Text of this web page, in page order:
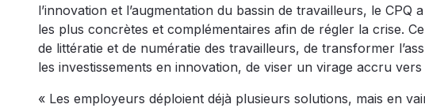
l’innovation et l’augmentation du bassin de travailleurs, le
les plus concrètes et complémentaires afin de régler la crise.
de littératie et de numératie des travailleurs, de transformer
les investissements en innovation, de viser un virage accru
« Les employeurs déploient déjà plusieurs solutions, mais en